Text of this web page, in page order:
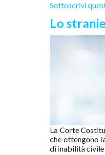
Sottoscrivi
Lo
La Corte
che ottengono
di inabilità